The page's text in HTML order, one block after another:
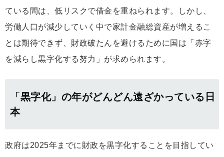
ている間は、低リスクで借金を重ねられます。しかし、
労働人口が減少していく中で家計金融総資産が増えるこ
とは期待できず、財政破たんを避けるために国は「赤字
を減らし黒字化する努力」が求められます。
「黒字化」の年がどんどん遠ざかっている日
本
政府は2025年までに財政を黒字化することを目指してい